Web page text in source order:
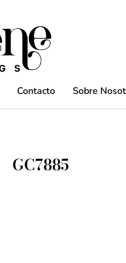
Contacto Sobre
GC7885